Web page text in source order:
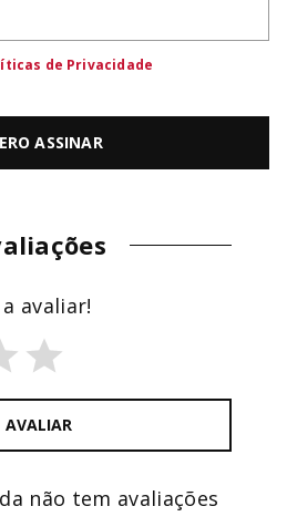
ASSINAR
de Privacidade
não tem avaliações
avaliar!
AVALIAR